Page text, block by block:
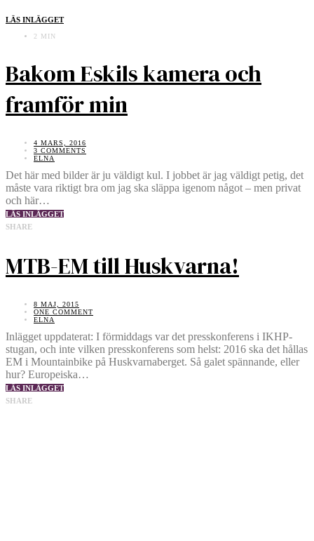
LÄS INLÄGGET
2 MIN
Bakom Eskils kamera och
framför min
4 MARS, 2016
3 COMMENTS
ELNA
Det här med bilder är ju väldigt kul. I jobbet är jag väldigt petig, det
måste vara riktigt bra om jag ska släppa igenom något – men privat
och här…
LÄS INLÄGGET
SHARE
MTB-EM till Huskvarna!
8 MAJ, 2015
ONE COMMENT
ELNA
Inlägget uppdaterat: I förmiddags var det presskonferens i IKHP-
stugan, och inte vilken presskonferens som helst: 2016 ska det hållas
EM i Mountainbike på Huskvarnaberget. Så galet spännande, eller
hur? Europeiska…
LÄS INLÄGGET
SHARE